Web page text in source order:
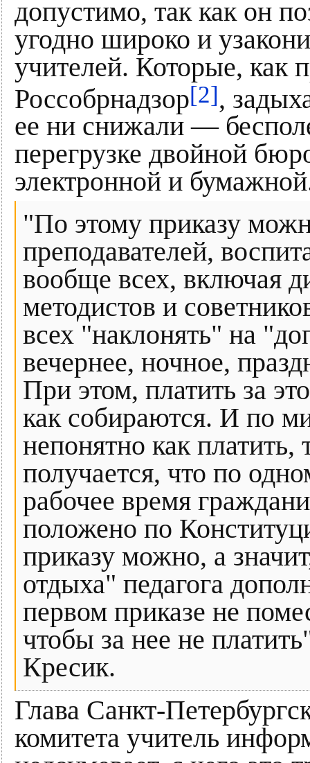
допустимо, так как он
угодно широко и
учителей. Которые, как
Россобрнадзор[2],
ее ни снижали —
перегрузке двойной
электронной и
"По этому приказу
преподавателей,
вообще всех, включая
методистов и
всех "наклонять" на
вечернее, ночное,
При этом, платить за
как собираются. И по
непонятно как
получается, что по
рабочее время
положено по
приказу можно, а
отдыха" педагога
первом приказе не
чтобы за нее не
Кресик.
Глава Санкт-
комитета учитель